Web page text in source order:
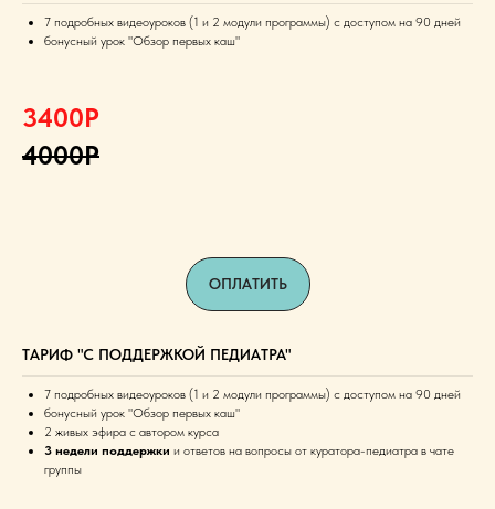
7 подробных видеоуроков (1 и 2 модули программы) с доступом на 90 дней
бонусный урок "Обзор первых каш"
3400Р
4000Р
ОПЛАТИТЬ
ТАРИФ "С ПОДДЕРЖКОЙ ПЕДИАТРА"
7 подробных видеоуроков (1 и 2 модули программы) с доступом на 90 дней
бонусный урок "Обзор первых каш"
2 живых эфира с автором курса
3 недели поддержки и ответов на вопросы от куратора-педиатра в чате
группы